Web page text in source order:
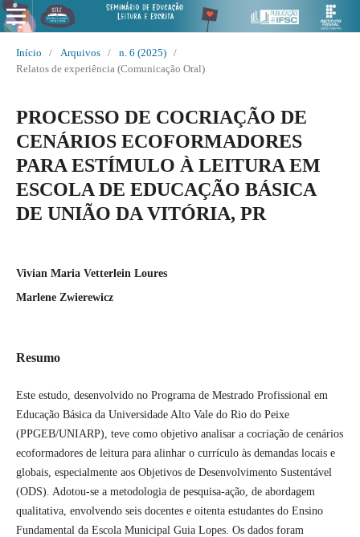
Início / Arquivos / n. 6 (2025)
/
Relatos de experiência (Comunicação Oral)
PROCESSO DE COCRIAÇÃO DE
CENÁRIOS ECOFORMADORES
PARA ESTÍMULO À LEITURA EM
ESCOLA DE EDUCAÇÃO BÁSICA
DE UNIÃO DA VITÓRIA, PR
Vivian Maria Vetterlein Loures
Marlene Zwierewicz
Resumo
Este estudo, desenvolvido no Programa de Mestrado Profissional em
Educação Básica da Universidade Alto Vale do Rio do Peixe
(PPGEB/UNIARP), teve como objetivo analisar a cocriação de cenários
ecoformadores de leitura para alinhar o currículo às demandas locais e
globais, especialmente aos Objetivos de Desenvolvimento Sustentável
(ODS). Adotou-se a metodologia de pesquisa-ação, de abordagem
qualitativa, envolvendo seis docentes e oitenta estudantes do Ensino
Fundamental da Escola Municipal Guia Lopes. Os dados foram